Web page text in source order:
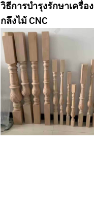
วิธีการบำรุงรักษาเครื่อง
กลึงไม้ CNC